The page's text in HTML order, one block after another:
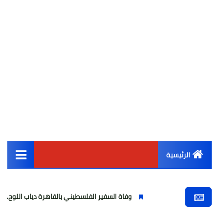
الرئيسية
أخبار مصر
وفاة السفير الفلسطيني بالقاهرة دياب اللوح.. مسيرة وطنية